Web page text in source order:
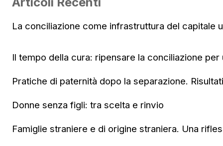
La conciliazione come infrastruttura del capitale
Il tempo della cura: ripensare la conciliazione per
Pratiche di paternità dopo la separazione.
Donne senza figli: tra scelta e rinvio
Famiglie straniere e di origine straniera. Una